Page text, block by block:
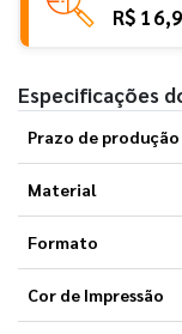
R$
Especificações
Prazo de produção
Material
Formato
Cor de Impressão